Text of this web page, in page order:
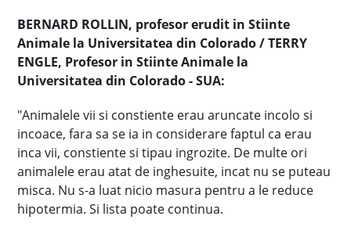
BERNARD ROLLIN, profesor erudit in Stiinte
Animale la Universitatea din Colorado / TERRY
ENGLE, Profesor in Stiinte Animale la
Universitatea din Colorado - SUA:
"Animalele vii si constiente erau aruncate incolo si
incoace, fara sa se ia in considerare faptul ca erau
inca vii, constiente si tipau ingrozite. De multe ori
animalele erau atat de inghesuite, incat nu se puteau
misca. Nu s-a luat nicio masura pentru a le reduce
hipotermia. Si lista poate continua.